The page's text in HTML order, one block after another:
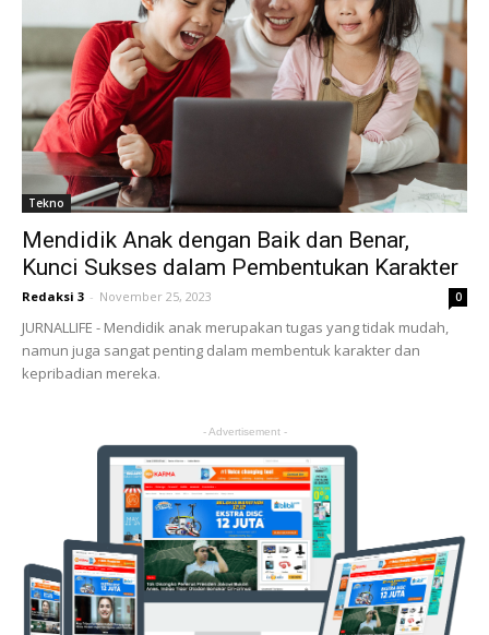
Tekno
Mendidik Anak dengan Baik dan Benar,
Kunci Sukses dalam Pembentukan Karakter
Redaksi 3 - November 25, 2023 0
JURNALLIFE - Mendidik anak merupakan tugas yang tidak mudah,
namun juga sangat penting dalam membentuk karakter dan
kepribadian mereka.
- Advertisement -